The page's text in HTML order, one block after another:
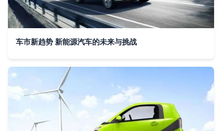
车市新趋势 新能源汽车的未来与挑战